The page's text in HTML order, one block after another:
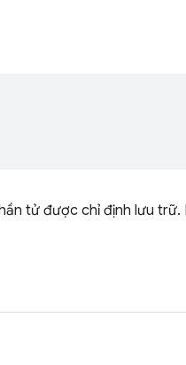
tử được chỉ định lưu trữ.